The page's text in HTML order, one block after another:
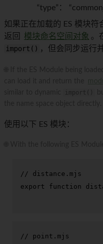
“type”：
如果正在加载的 ES 模块符
返回
模块命名空间对象 。
import() ，但会同步运行
使用以下 ES 模块：
// distance.mjs
export
function
// point.mjs